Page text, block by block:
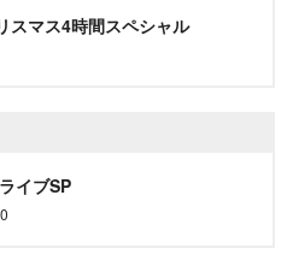
スマス4時間スペシャル
イブSP